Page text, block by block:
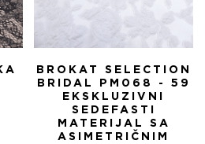
BROKAT SELECTION
BRIDAL PM068 - 59
EKSKLUZIVNI
SEDEFASTI
MATERIJAL SA
ASIMETRIČNIM